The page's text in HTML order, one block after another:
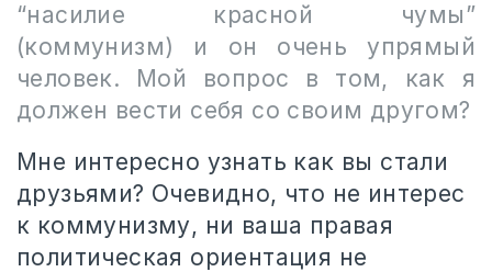
“насилие красной чумы”
(коммунизм) и он очень упрямый
человек. Мой вопрос в том, как я
должен вести себя со своим другом?
Мне интересно узнать как вы стали
друзьями? Очевидно, что не интерес
к коммунизму, ни ваша правая
политическая ориентация не